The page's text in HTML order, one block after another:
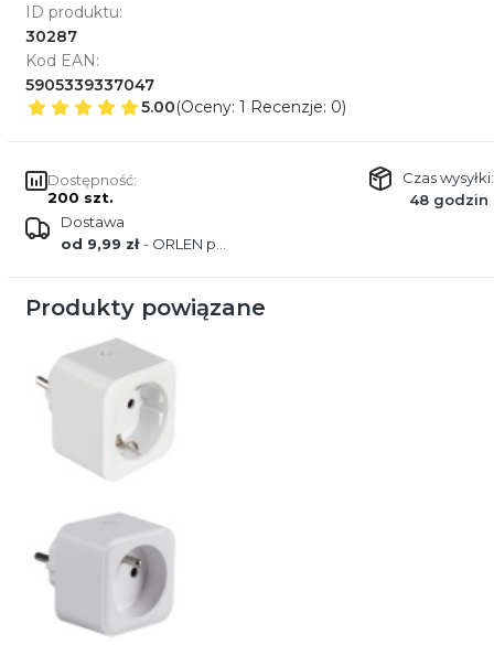
ID produktu:
30287
Kod EAN:
5905339337047
5.00(Oceny: 1 Recenzje: 0)
Dostępność:
200 szt.
Czas wysyłki:
48 godzin
Dostawa
od 9,99 zł- ORLEN paczka
Produkty powiązane